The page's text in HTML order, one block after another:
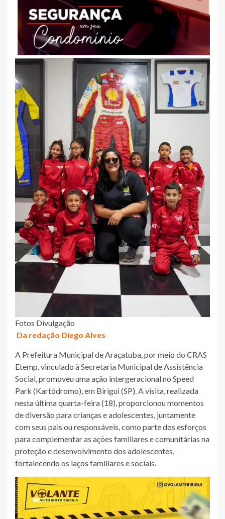
Fotos Divulgação
Da redação Diego Alves
A Prefeitura Municipal de Araçatuba, por meio do CRAS
Etemp, vinculado à Secretaria Municipal de Assistência
Social, promoveu uma ação intergeracional no Speed
Park (Kartódromo), em Birigui (SP). A visita, realizada
nesta última quarta-feira (18), proporcionou momentos
de diversão para crianças e adolescentes, juntamente
com seus pais ou responsáveis, como parte dos esforços
para complementar as ações familiares e comunitárias na
proteção e desenvolvimento dos adolescentes,
fortalecendo os laços familiares e sociais.